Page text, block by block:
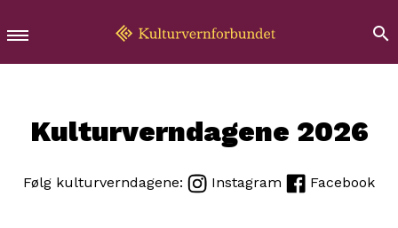
Kulturverndagene 2026
Følg kulturverndagene: Instagram Facebook